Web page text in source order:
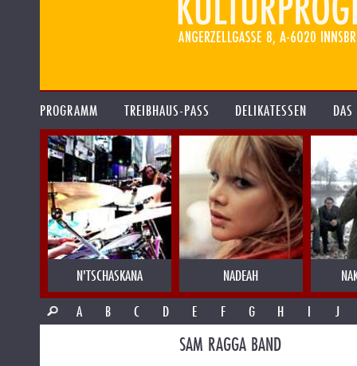
PROGRAMM TREIBHAUS-PASS DELIKATESSEN
N'TSCHASKANA NADEAH
A
B C D E F G H I J
SAM RAGGA BAND